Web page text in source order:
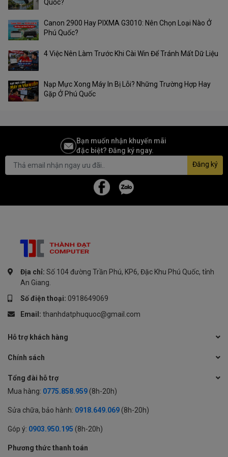
Audio/Mic 3.5mm. Nhờ đó, người dùng có thể dễ dàng kết nối với
Quốc?
Canon 2900 Hay PIXMA G3010: Nên Chọn Loại Nào Ở
Phú Quốc?
4 Việc Nên Làm Trước Khi Cài Win Để Tránh Mất Dữ Liệu
Nạp Mực Xong Máy In Bị Lỗi? Những Trường Hợp Hay
Gặp Ở Phú Quốc
Bạn muốn nhận khuyến mãi
đặc biệt? Đăng ký ngay.
Đăng ký
Địa chỉ: Số 104 đường Trần Phú, KP6, Đặc Khu Phú Quốc, tỉnh
An Giang.
Số điện thoại: 0918649069
Email: thanhdatphuquoc@gmail.com
Hỗ trợ khách hàng
Chính sách
Tổng đài hỗ trợ
Mua hàng: 0775.858.959 (8h-20h)
Sửa chữa, bảo hành: 0918.649.069 (8h-20h)
Góp ý: 0903.950.195 (8h-20h)
Phương thức thanh toán